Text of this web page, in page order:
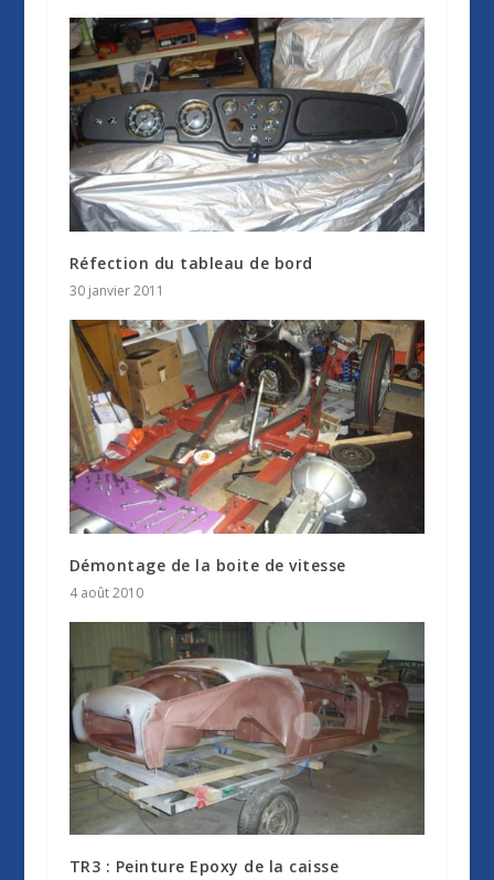
Réfection du tableau de bord
30 janvier 2011
Démontage de la boite de vitesse
4 août 2010
TR3 : Peinture Epoxy de la caisse